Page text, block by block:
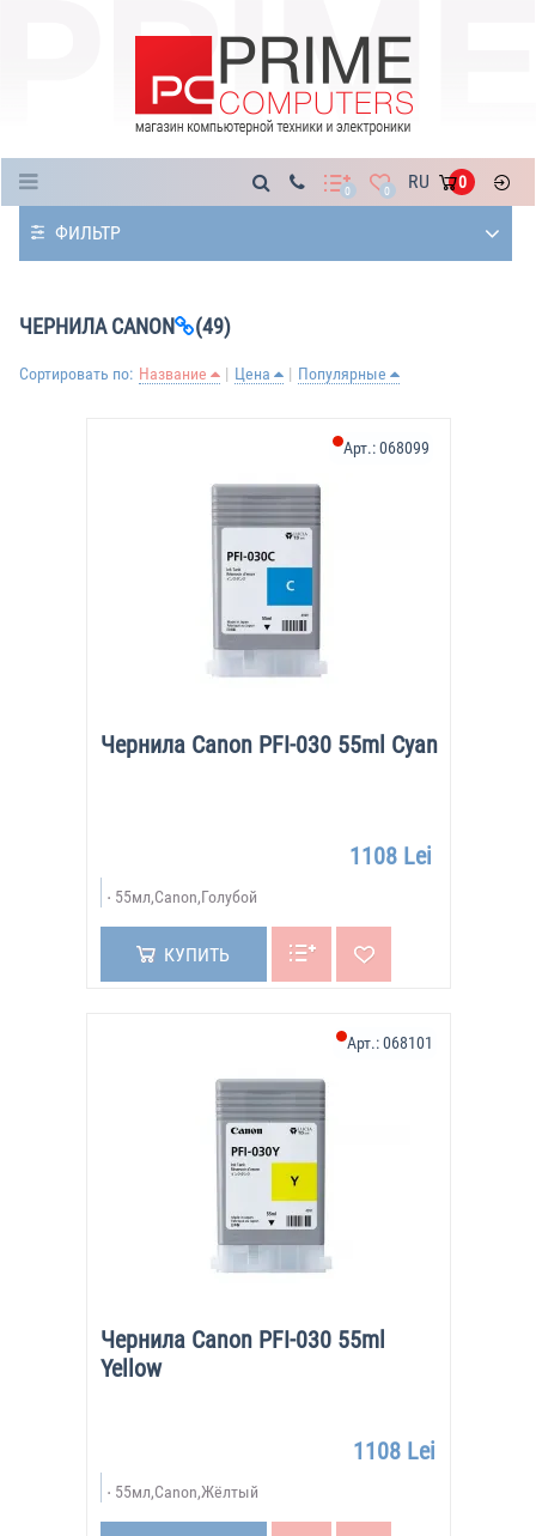
0 0 RU 0
ФИЛЬТР
ЧЕРНИЛА CANON (49)
Сортировать по: Название Цена Популярные
Чернила Canon PFI-030 55ml Cyan
Арт.:068099
1108 Lei
55мл,Canon,Голубой
КУПИТЬ
Чернила Canon PFI-030 55ml
Yellow
Арт.:068101
1108 Lei
55мл,Canon,Жёлтый